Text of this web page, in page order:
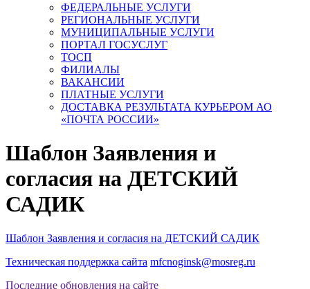
ФЕДЕРАЛЬНЫЕ УСЛУГИ
РЕГИОНАЛЬНЫЕ УСЛУГИ
МУНИЦИПАЛЬНЫЕ УСЛУГИ
ПОРТАЛ ГОСУСЛУГ
ТОСП
ФИЛИАЛЫ
ВАКАНСИИ
ПЛАТНЫЕ УСЛУГИ
ДОСТАВКА РЕЗУЛЬТАТА КУРЬЕРОМ АО
«ПОЧТА РОССИИ»
Шаблон Заявления и
согласия на ДЕТСКИЙ
САДИК
Шаблон Заявления и согласия на ДЕТСКИЙ САДИК
Техническая поддержка сайта mfcnoginsk@mosreg.ru
Последние обновления на сайте